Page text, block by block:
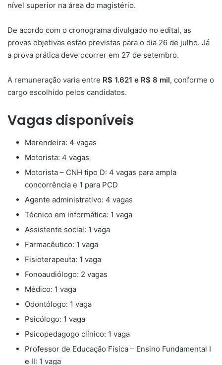
nível superior na área do magistério.
De acordo com o cronograma divulgado no edital, as
provas objetivas estão previstas para o dia 26 de julho. Já
a prova prática deve ocorrer em 27 de setembro.
A remuneração varia entre R$ 1.621 e R$ 8 mil, conforme o
cargo escolhido pelos candidatos.
Vagas disponíveis
Merendeira: 4 vagas
Motorista: 4 vagas
Motorista – CNH tipo D: 4 vagas para ampla
concorrência e 1 para PCD
Agente administrativo: 4 vagas
Técnico em informática: 1 vaga
Assistente social: 1 vaga
Farmacêutico: 1 vaga
Fisioterapeuta: 1 vaga
Fonoaudiólogo: 2 vagas
Médico: 1 vaga
Odontólogo: 1 vaga
Psicólogo: 1 vaga
Psicopedagogo clínico: 1 vaga
Professor de Educação Física – Ensino Fundamental I
e II: 1 vaga